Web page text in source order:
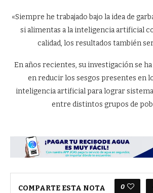
«Siempre he trabajado bajo la idea de
si alimentas a la inteligencia artificial
calidad, los resultados también
En años recientes, su investigación se
en reducir los sesgos presentes en
inteligencia artificial para lograr
entre distintos grupos de
COMPARTE ESTA NOTA 0